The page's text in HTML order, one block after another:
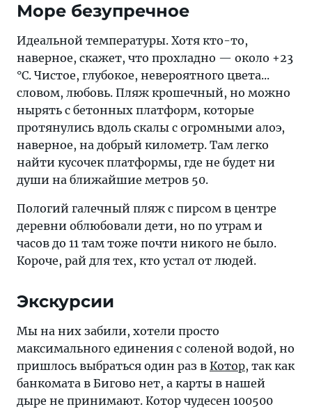
Море безупречное
Идеальной температуры. Хотя кто-то,
наверное, скажет, что прохладно — около +23
°C. Чистое, глубокое, невероятного цвета...
словом, любовь. Пляж крошечный, но можно
нырять с бетонных платформ, которые
протянулись вдоль скалы с огромными алоэ,
наверное, на добрый километр. Там легко
найти кусочек платформы, где не будет ни
души на ближайшие метров 50.
Пологий галечный пляж с пирсом в центре
деревни облюбовали дети, но по утрам и
часов до 11 там тоже почти никого не было.
Короче, рай для тех, кто устал от людей.
Экскурсии
Мы на них забили, хотели просто
максимального единения с соленой водой, но
пришлось выбраться один раз в Котор, так как
банкомата в Бигово нет, а карты в нашей
дыре не принимают. Котор чудесен 100500